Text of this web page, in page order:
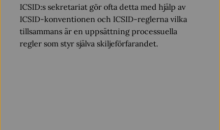
ICSID:s sekretariat gör ofta detta med hjälp av
ICSID-konventionen och ICSID-reglerna vilka
tillsammans är en uppsättning processuella
regler som styr själva skiljeförfarandet.